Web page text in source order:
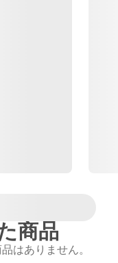
商品
はありません。